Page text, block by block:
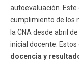
autoevaluación.
cumplimiento de los
la CNA desde abril
inicial docente.
docencia y